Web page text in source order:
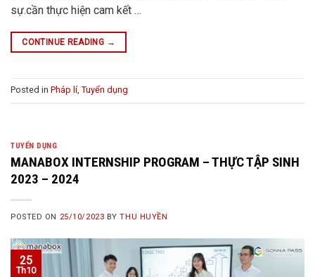
sự.cần thực hiện cam kết …
CONTINUE READING →
Posted in Pháp lí, Tuyển dụng
TUYỂN DỤNG
MANABOX INTERNSHIP PROGRAM – THỰC TẬP SINH
2023 – 2024
POSTED ON 25/10/2023 BYTHU HUYỀN
25
Th10